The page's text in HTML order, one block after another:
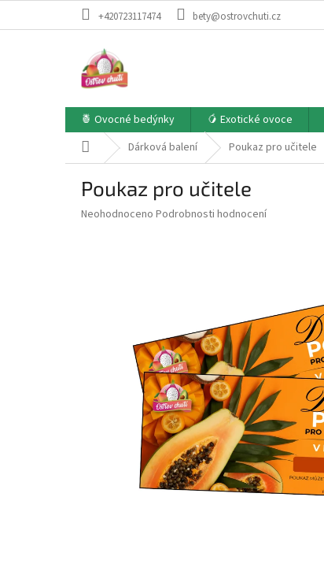
+420723117474 bety@ostrovchuti.cz
🍍 Ovocné bedýnky 🥭 Exotické ovoce
Domů Dárková balení Poukaz pro učitele
Poukaz pro učitele
Průměrné
Neohodnoceno Podrobnosti hodnocení